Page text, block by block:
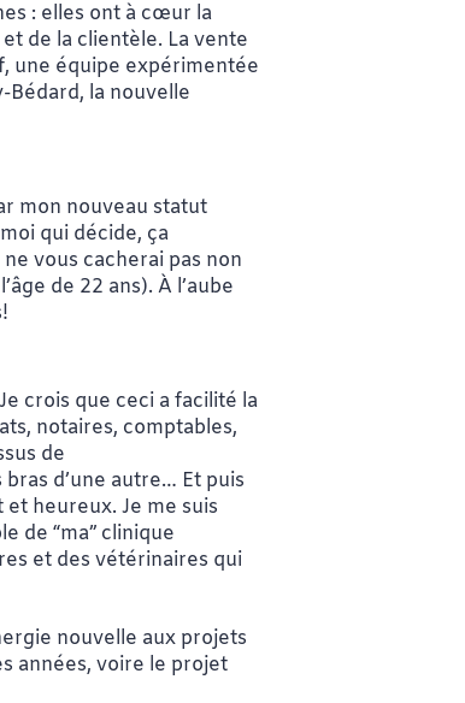
: elles ont à cœur la
de la clientèle. La vente
une équipe expérimentée
Bédard, la nouvelle
mon nouveau statut
qui décide, ça
vous cacherai pas non
de 22 ans). À l’aube
crois que ceci a facilité la
notaires, comptables,
de
d’une autre… Et puis
heureux. Je me suis
de “ma” clinique
et des vétérinaires qui
nouvelle aux projets
années, voire le projet